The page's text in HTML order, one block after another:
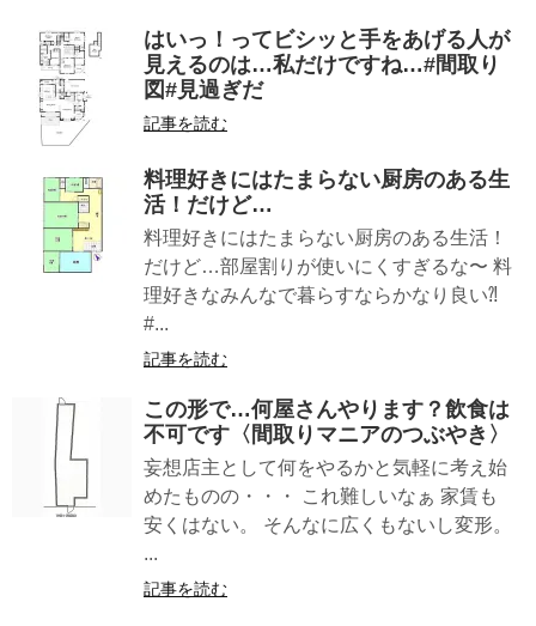
はいっ！ってビシッと手をあげる人が
見えるのは…私だけですね…#間取り
図#見過ぎだ
記事を読む
料理好きにはたまらない厨房のある生
活！だけど…
料理好きにはたまらない厨房のある生活！
だけど…部屋割りが使いにくすぎるな〜 料
理好きなみんなで暮らすならかなり良い⁈
#...
記事を読む
この形で…何屋さんやります？飲食は
不可です〈間取りマニアのつぶやき〉
妄想店主として何をやるかと気軽に考え始
めたものの・・・ これ難しいなぁ 家賃も
安くはない。 そんなに広くもないし変形。
...
記事を読む